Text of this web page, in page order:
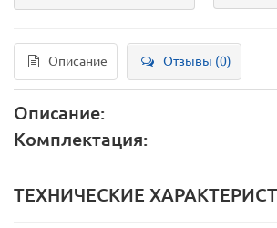
Описание Отзывы (0)
Описание:
Комплектация:
ТЕХНИЧЕСКИЕ